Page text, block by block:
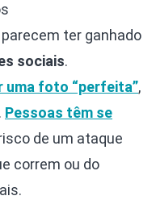
ter ganhado
sociais.
uma foto “perfeita”,
. Pessoas têm se
de um ataque
correm ou do